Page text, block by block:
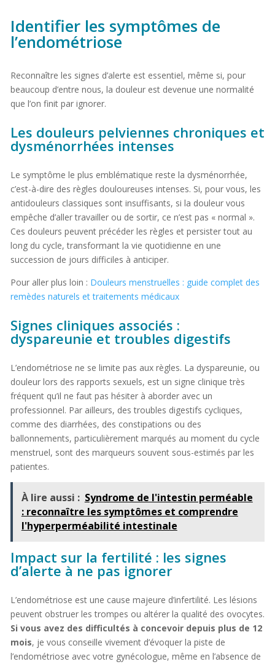
Identifier les symptômes de
l’endométriose
Reconnaître les signes d’alerte est essentiel, même si, pour
beaucoup d’entre nous, la douleur est devenue une normalité
que l’on finit par ignorer.
Les douleurs pelviennes chroniques et
dysménorrhées intenses
Le symptôme le plus emblématique reste la dysménorrhée,
c’est-à-dire des règles douloureuses intenses. Si, pour vous, les
antidouleurs classiques sont insuffisants, si la douleur vous
empêche d’aller travailler ou de sortir, ce n’est pas « normal ».
Ces douleurs peuvent précéder les règles et persister tout au
long du cycle, transformant la vie quotidienne en une
succession de jours difficiles à anticiper.
Pour aller plus loin : Douleurs menstruelles : guide complet des
remèdes naturels et traitements médicaux
Signes cliniques associés :
dyspareunie et troubles digestifs
L’endométriose ne se limite pas aux règles. La dyspareunie, ou
douleur lors des rapports sexuels, est un signe clinique très
fréquent qu’il ne faut pas hésiter à aborder avec un
professionnel. Par ailleurs, des troubles digestifs cycliques,
comme des diarrhées, des constipations ou des
ballonnements, particulièrement marqués au moment du cycle
menstruel, sont des marqueurs souvent sous-estimés par les
patientes.
À lire aussi : Syndrome de l'intestin perméable
: reconnaître les symptômes et comprendre
l'hyperperméabilité intestinale
Impact sur la fertilité : les signes
d’alerte à ne pas ignorer
L’endométriose est une cause majeure d’infertilité. Les lésions
peuvent obstruer les trompes ou altérer la qualité des ovocytes.
Si vous avez des difficultés à concevoir depuis plus de 12
mois, je vous conseille vivement d’évoquer la piste de
l’endométriose avec votre gynécologue, même en l’absence de